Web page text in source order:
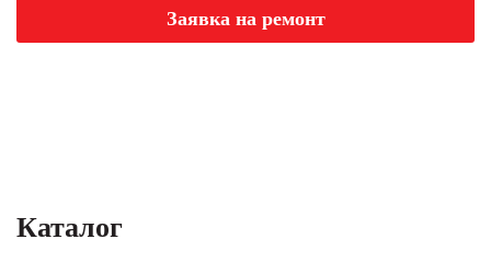
Заявка на ремонт
Каталог